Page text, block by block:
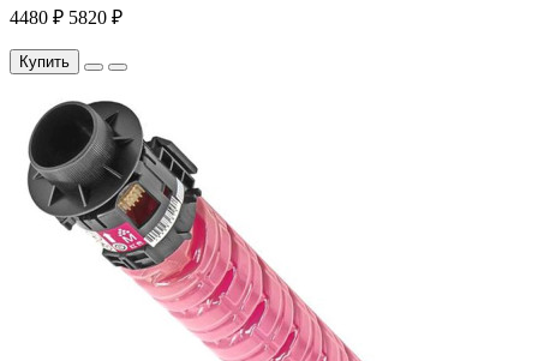
4480 ₽ 5820 ₽
Купить